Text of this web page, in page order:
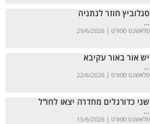
סגלוביץ חוזר לנתניה
...
פלאשנט ספורט | 29/6/2026
יש אור באור עקיבא
...
פלאשנט ספורט | 22/6/2026
שני כדורגלים מחדרה יצאו לחו"ל
...
פלאשנט ספורט | 15/6/2026